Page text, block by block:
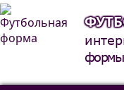
формы